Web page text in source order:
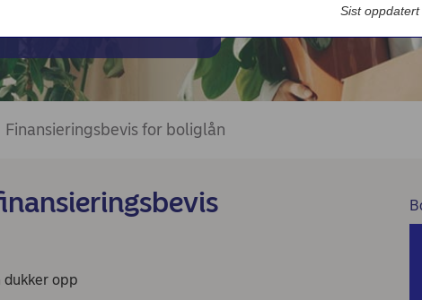
Finansieringsbevis for boliglån
dukker opp
Sist